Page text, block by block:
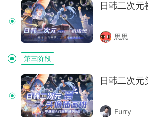
日韩二次元
思思
第三阶段
日韩二次元
Furry